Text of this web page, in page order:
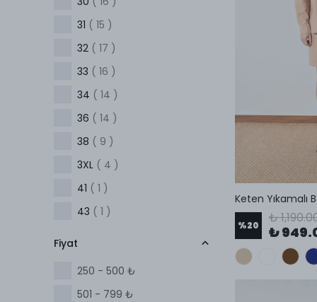
31 ( 15 )
32 ( 17 )
33 ( 16 )
34 ( 14 )
36 ( 14 )
38 ( 9 )
3XL ( 4 )
41 ( 1 )
43 ( 1 )
Fiyat
250 - 500 ₺
501 - 799 ₺
Keten Yıkamalı
%20 ₺
₺